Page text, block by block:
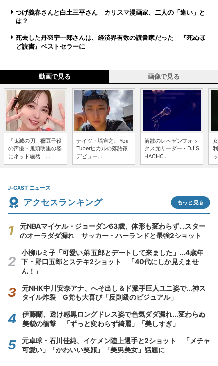
つげ義春さんと白土三平さん カリスマ漫画家、二人の「違い」と
は？
死去した丹羽宇一郎さんは、経済界有数の読書家だった 『死ぬほ
ど読書』ベストセラーに
動画で見る 画像で見る
「鬼滅の刃」禰豆子役
の声優・鬼頭明里の姿
にネット騒然 ...
ナイツ・塙宣之、You
Tuberヒカルの落語家
デビュー...
解散のレペゼンフォッ
クス元リーダー・DJ S
HACHO...
J-CAST ニュース
アクセスランキング もっと見る
元NBAマイケル・ジョーダン63歳、体形も変わらず...スター
のオーラダダ漏れ サッカー・ハーランドと最強2ショット
小柳ルミ子「可愛い弟 五郎とデートして来ました」...4歳年
下・野口五郎とステキ2ショット 「40代にしか見えませ
ん！」
元NHK中川安奈アナ、へそ出し＆ド派手巨人ユニ姿で...神ス
タイル炸裂 G党も大喜び「反則級のビジュアル」
伊藤蘭、透け感黒ロングドレス姿で色気ダダ漏れ...変わらぬ
美貌の衝撃 「ずっと変わらず綺麗」「美しすぎ」
元卓球・石川佳純、イケメン陸上選手と2ショット 「メチャ
可愛い」「かわいい笑顔」「美男美女」話題に